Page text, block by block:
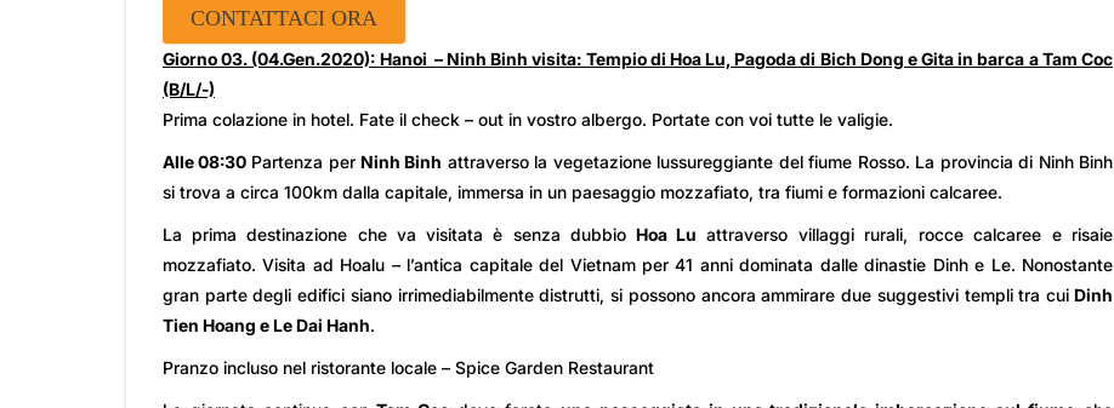
CONTATTACI ORA
Giorno 03. (04.Gen.2020): Hanoi – Ninh Binh visita: Tempio di Hoa Lu, Pagoda di Bich Dong e Gita in barca a Tam Coc
(B/L/-)
Prima colazione in hotel. Fate il check – out in vostro albergo. Portate con voi tutte le valigie.
Alle 08:30 Partenza per Ninh Binh attraverso la vegetazione lussureggiante del fiume Rosso. La provincia di Ninh Binh
si trova a circa 100km dalla capitale, immersa in un paesaggio mozzafiato, tra fiumi e formazioni calcaree.
La prima destinazione che va visitata è senza dubbio Hoa Lu attraverso villaggi rurali, rocce calcaree e risaie
mozzafiato. Visita ad Hoalu – l’antica capitale del Vietnam per 41 anni dominata dalle dinastie Dinh e Le. Nonostante
gran parte degli edifici siano irrimediabilmente distrutti, si possono ancora ammirare due suggestivi templi tra cui Dinh
Tien Hoang e Le Dai Hanh.
Pranzo incluso nel ristorante locale – Spice Garden Restaurant